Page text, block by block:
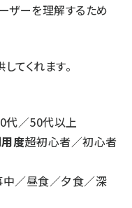
ザーを理解するため
てくれます。
代／50代以上
度――超初心者／初心者
中／昼食／夕食／深